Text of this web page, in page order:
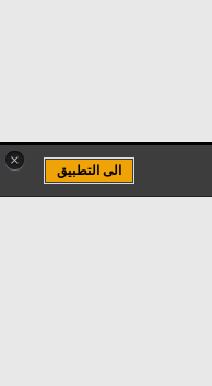
×
الى التطبيق